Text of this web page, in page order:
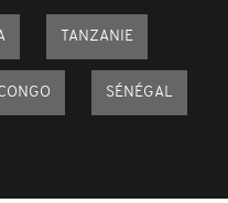
TANZANIE
SÉNÉGAL